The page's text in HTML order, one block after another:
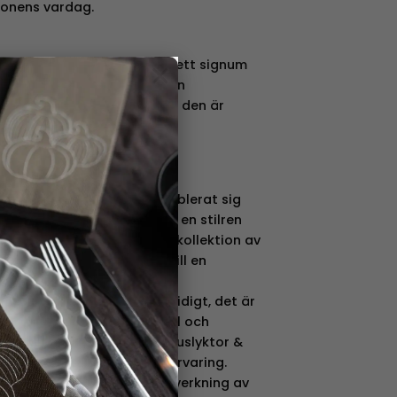
×
vardag.
obehandlad och har blivit ett signum
är även naturligt att det kan
gropar i keramiken då den är
varumärke som har etablerat sig
Genom att fokusera på en stilren
skapat en imponerande kollektion av
förvandlar varje tillfälle till en
omfattande och mångsidigt, det är
den extra touchen av stil och
från juldekorationer till ljuslyktor &
köksartiklar, textiler och förvaring.
järn, glas, trä och tyg i tillverkning av